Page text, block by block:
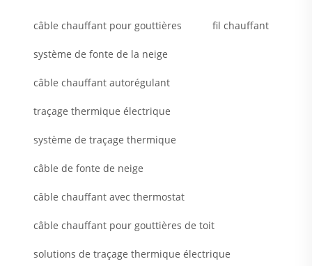
câble chauffant pour gouttières fil chauffant
système de fonte de la neige
câble chauffant autorégulant
traçage thermique électrique
système de traçage thermique
câble de fonte de neige
câble chauffant avec thermostat
câble chauffant pour gouttières de toit
solutions de traçage thermique électrique